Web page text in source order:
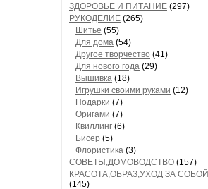
ЗДОРОВЬЕ И ПИТАНИЕ (297)
РУКОДЕЛИЕ (265)
Шитье (55)
Для дома (54)
Другое творчество (41)
Для нового года (29)
Вышивка (18)
Игрушки своими руками (12)
Подарки (7)
Оригами (7)
Квиллинг (6)
Бисер (5)
Флористика (3)
СОВЕТЫ,ДОМОВОДСТВО (157)
КРАСОТА,ОБРАЗ,УХОД ЗА СОБОЙ
(145)